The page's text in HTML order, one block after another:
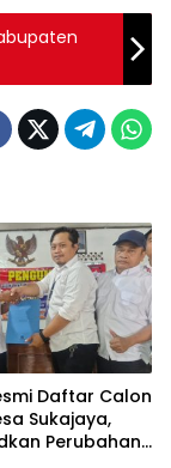
Daftar Calon
Sukajaya,
Perubahan